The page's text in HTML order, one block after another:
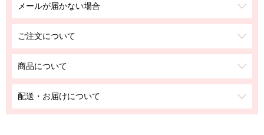
メールが届かない場合
ご注文について
商品について
配送・お届けについて